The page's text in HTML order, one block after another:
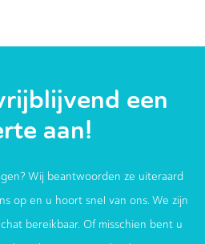
een
aan!
Wij beantwoorden ze uiteraard
op en u hoort snel van ons. We zijn
bereikbaar. Of misschien bent u